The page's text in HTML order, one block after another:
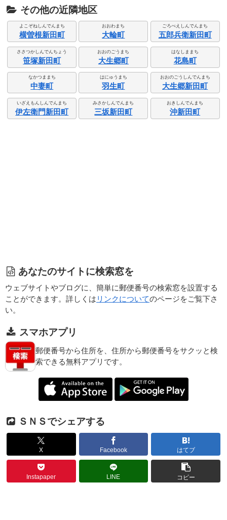
その他の近隣地区
よこぞねしんでんまち
横曽根新田町
おおわまち
大輪町
ごろべえしんでんまち
五郎兵衛新田町
ささつかしんでんちょう
笹塚新田町
おおのごうまち
大生郷町
はなしままち
花島町
なかつままち
中妻町
はにゅうまち
羽生町
おおのごうしんでんまち
大生郷新田町
いざえもんしんでんまち
伊左衛門新田町
みさかしんでんまち
三坂新田町
おきしんでんまち
沖新田町
あなたのサイトに検索窓を
ウェブサイトやブログに、簡単に郵便番号の検索窓を設置する
ことができます。詳しくは リンクについてのページをご覧下さ
い。
スマホアプリ
郵便番号から住所を、住所から郵便番号をサクッと検
索できる無料アプリです。
ＳＮＳでシェアする
X Facebook はてブ
Instapaper LINE コピー